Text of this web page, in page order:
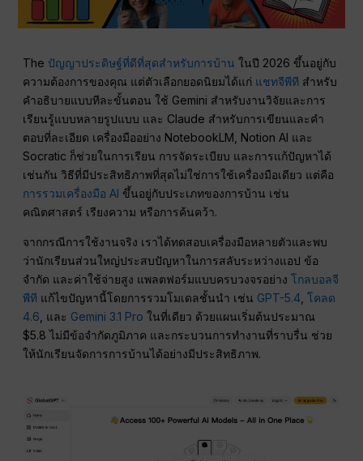
The ปัญญาประดิษฐ์ที่ดีที่สุดสำหรับการบ้าน ในปี 2026 ขึ้นอยู่กับ
ความต้องการของคุณ แต่ตัวเลือกยอดนิยมได้แก่ แชทจีพีที สำหรับ
คำอธิบายแบบทีละขั้นตอน ใช้ Gemini สำหรับงานวิจัยและการ
เรียนรู้แบบหลายรูปแบบ และ Claude สำหรับการเขียนและคำ
ตอบที่ละเอียด เครื่องมืออย่าง NotebookLM, Notion AI และ
Socratic ก็ช่วยในการเรียน การจัดระเบียบ และการแก้ปัญหาได้
เช่นกัน วิธีที่มีประสิทธิภาพที่สุดไม่ใช่การใช้เครื่องมือเดียว แต่คือ
การรวมเครื่องมือ AI ขึ้นอยู่กับประเภทของการบ้าน เช่น
คณิตศาสตร์ เรียงความ หรือการค้นคว้า.
จากกรณีการใช้งานจริง เราได้ทดสอบเครื่องมือหลายตัวและพบ
ว่านักเรียนส่วนใหญ่ประสบปัญหาในการสลับระหว่างแอป ข้อ
จำกัด และค่าใช้จ่ายสูง แพลตฟอร์มแบบครบวงจรอย่างโกลบอลจี
พีที แก้ไขปัญหานี้โดยการรวมโมเดลชั้นนำ เช่น GPT-5.4 ,โคลด
4.6 , และ Gemini 3.1 Pro ในที่เดียว ด้วยแผนเริ่มต้นประมาณ
$5.8 ไม่มีข้อจำกัดภูมิภาค และกระบวนการทำงานที่ราบรื่น ช่วย
ให้นักเรียนจัดการการบ้านได้อย่างมีประสิทธิภาพ.